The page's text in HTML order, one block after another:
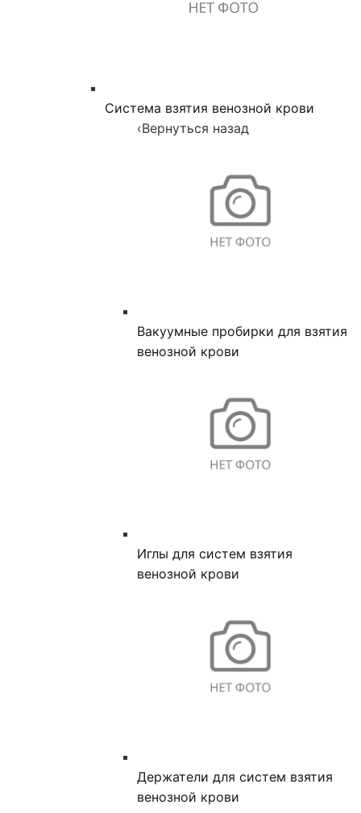
Система взятия венозной крови
‹Вернуться назад
Вакуумные пробирки для взятия
венозной крови
Иглы для систем взятия
венозной крови
Держатели для систем взятия
венозной крови